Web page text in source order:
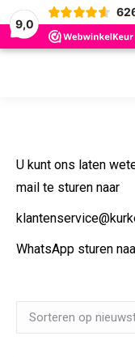
9,0
U kunt ons laten
mail te sturen naar
WhatsApp sturen